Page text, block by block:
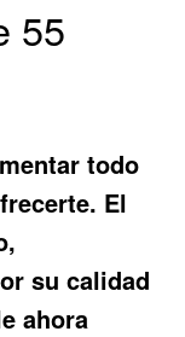
55
todo
El
,
su calidad
ahora